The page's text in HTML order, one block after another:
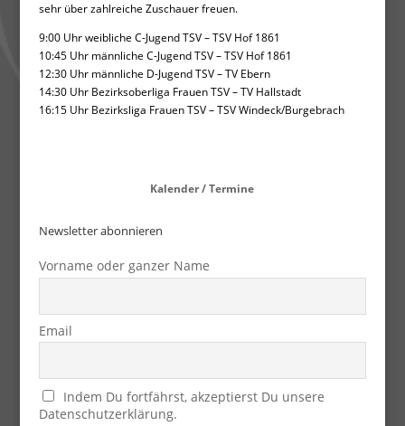
sehr über zahlreiche Zuschauer freuen.
9:00 Uhr weibliche C-Jugend TSV – TSV Hof 1861
10:45 Uhr männliche C-Jugend TSV – TSV Hof 1861
12:30 Uhr männliche D-Jugend TSV – TV Ebern
14:30 Uhr Bezirksoberliga Frauen TSV – TV Hallstadt
16:15 Uhr Bezirksliga Frauen TSV – TSV Windeck/Burgebrach
Kalender / Termine
Newsletter abonnieren
Vorname oder ganzer Name
Email
Indem Du fortfährst, akzeptierst Du unsere
Datenschutzerklärung.